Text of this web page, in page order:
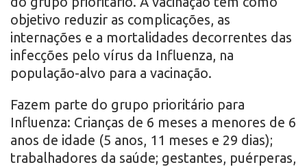
objetivo reduzir as complicações, as
internações e a mortalidades decorrentes das
infecções pelo vírus da Influenza, na
população-alvo para a vacinação.
Fazem parte do grupo prioritário para
Influenza: Crianças de 6 meses a menores de 6
anos de idade (5 anos, 11 meses e 29 dias);
trabalhadores da saúde; gestantes, puérperas,